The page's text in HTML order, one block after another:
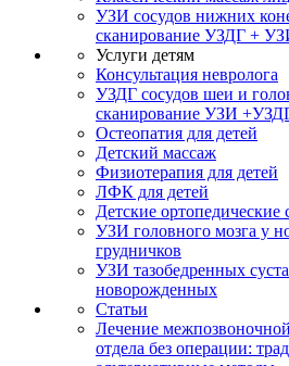
УЗИ сосудов нижних
сканирование УЗДГ +
Услуги детям
Консультация невролога
УЗДГ сосудов шеи и
сканирование УЗИ
Остеопатия для детей
Детский массаж
Физиотерапия для детей
ЛФК для детей
Детские ортопедические
УЗИ головного мозга у
грудничков
УЗИ тазобедренных
новорожденных
Статьи
Лечение
отдела без операции: